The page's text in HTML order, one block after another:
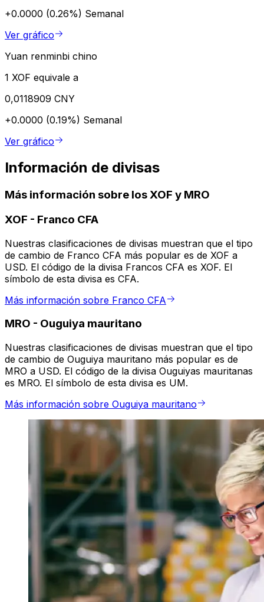
+0.0000 (0.26%) Semanal
Ver gráfico
Yuan renminbi chino
1 XOF equivale a
0,0118909 CNY
+0.0000 (0.19%) Semanal
Ver gráfico
Información de divisas
Más información sobre los XOF y MRO
XOF - Franco CFA
Nuestras clasificaciones de divisas muestran que el tipo
de cambio de Franco CFA más popular es de XOF a
USD. El código de la divisa Francos CFA es XOF. El
símbolo de esta divisa es CFA.
Más información sobre Franco CFA
MRO - Ouguiya mauritano
Nuestras clasificaciones de divisas muestran que el tipo
de cambio de Ouguiya mauritano más popular es de
MRO a USD. El código de la divisa Ouguiyas mauritanas
es MRO. El símbolo de esta divisa es UM.
Más información sobre Ouguiya mauritano